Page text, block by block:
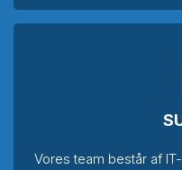
Vores team består af